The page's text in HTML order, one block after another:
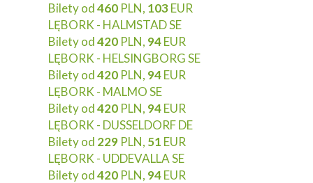
Bilety od460 PLN, 103EUR
LĘBORK - HALMSTAD SE
Bilety od420 PLN, 94EUR
LĘBORK - HELSINGBORG SE
Bilety od420 PLN, 94EUR
LĘBORK - MALMO SE
Bilety od420 PLN, 94EUR
LĘBORK - DUSSELDORF DE
Bilety od 229 PLN, 51 EUR
LĘBORK - UDDEVALLA SE
Bilety od420 PLN, 94EUR